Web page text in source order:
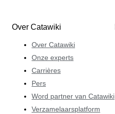
Over Catawiki
Over Catawiki
Onze experts
Carrières
Pers
Word partner van Catawiki
Verzamelaarsplatform